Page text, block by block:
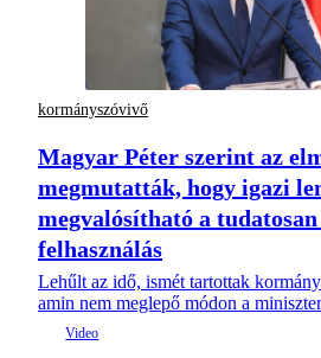
kormányszóvivő
Magyar Péter szerint az
megmutatták, hogy igazi
megvalósítható a
felhasználás
Lehűlt az idő, ismét tartottak
amin nem meglepő módon a